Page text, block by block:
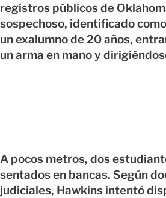
registros públicos de
sospechoso, identificado
un exalumno de 20 años,
un arma en mano y
A pocos metros, dos
sentados en bancas. Según
judiciales, Hawkins intentó